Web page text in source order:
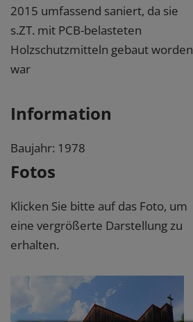
2015 umfassend saniert, da sie
s.ZT. mit PCB-belasteten
Holzschutzmitteln gebaut worden
war
Information
Baujahr: 1978
Fotos
Klicken Sie bitte auf das Foto, um
eine vergrößerte Darstellung zu
erhalten.